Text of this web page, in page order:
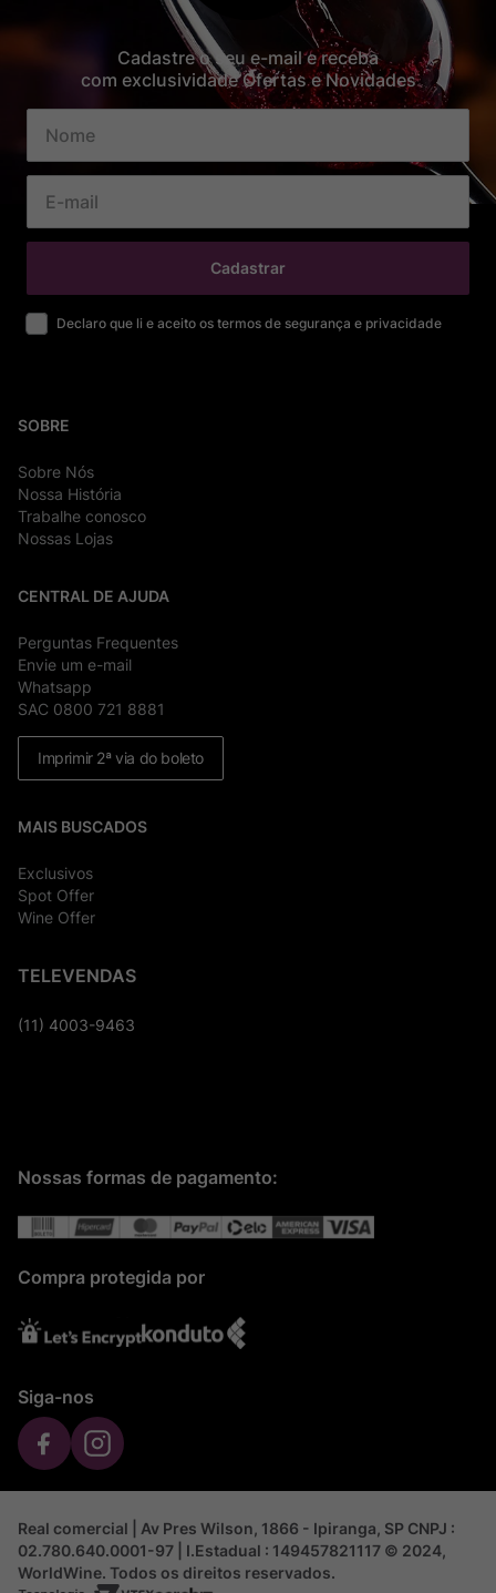
Cadastre o seu e-mail e receba
com exclusividade Ofertas e Novidades
Cadastrar
Declaro que li e aceito os termos de segurança e privacidade
SOBRE
Sobre Nós
Nossa História
Trabalhe conosco
Nossas Lojas
CENTRAL DE AJUDA
Perguntas Frequentes
Envie um e-mail
Whatsapp
SAC 0800 721 8881
Imprimir 2ª via do boleto
MAIS BUSCADOS
Exclusivos
Spot Offer
Wine Offer
TELEVENDAS
(11) 4003-9463
Nossas formas de pagamento:
Compra protegida por
Siga-nos
Real comercial | Av Pres Wilson, 1866 - Ipiranga, SP CNPJ :
02.780.640.0001-97 | I.Estadual : 149457821117 © 2024,
WorldWine. Todos os direitos reservados.